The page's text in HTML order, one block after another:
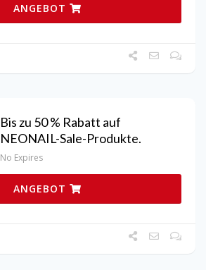
ANGEBOT
Bis zu 50 % Rabatt auf
NEONAIL-Sale-Produkte.
No Expires
ANGEBOT